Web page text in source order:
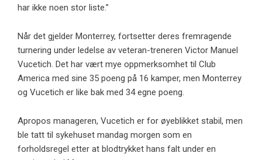
har ikke noen stor liste.”
Når det gjelder Monterrey, fortsetter deres fremragende
turnering under ledelse av veteran-treneren Victor Manuel
Vucetich. Det har vært mye oppmerksomhet til Club
America med sine 35 poeng på 16 kamper, men Monterrey
og Vucetich er like bak med 34 egne poeng.
Apropos manageren, Vucetich er for øyeblikket stabil, men
ble tatt til sykehuset mandag morgen som en
forholdsregel etter at blodtrykket hans falt under en